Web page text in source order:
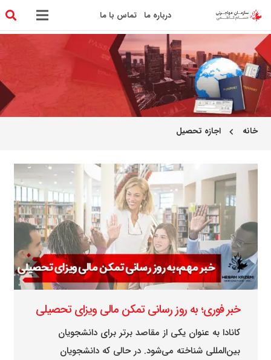
درباره ما تماس با ما
خانه chevron_left اجازه تحصیل
خبر فوری؛ به روز رسانی تمکن مالی ویزای تحصیلی
کانادا به عنوان یکی از مقاصد برتر برای دانشجویان
بین‌المللی شناخته می‌شود. در حالی که دانشجویان